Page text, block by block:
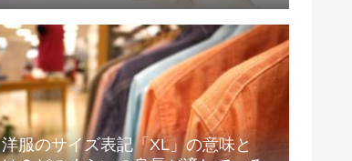
洋服のサイズ表記「XL」の意味と